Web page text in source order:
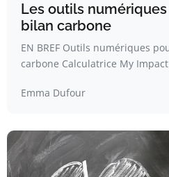
Les outils
bilan carbone
EN BREF Outils numériques
carbone Calculatrice My
Emma Dufour